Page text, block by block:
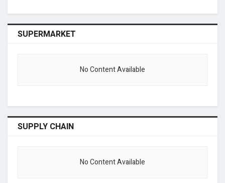
SUPERMARKET
No Content Available
SUPPLY CHAIN
No Content Available